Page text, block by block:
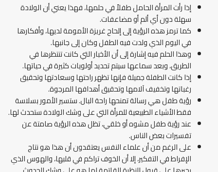
إذا رأت المرأة الحامل طفلاً في حلمها، فهذا يعني أن الولادة
سهلة دون أي ألم أو مضاعفات.
كما ترمز هذه الرؤية إلى إلحاح غريزة الأمومة لديها، وأفكارها
في اليوم الذي ولدت فيه الطفل وكان إلى جانبها.
وهذا الحلم فيه إشارة إلى أن الأخبار التي كانت تنتظرها في
الطريق، وبعد سماعها سيتم تحديد أولويات كثيرة في حياتها.
إذا كانت الطفلة جميلة فإنها تظهر راحتها وسعادتها وتحقيق
رغباتها وتخفيف آلامها وتحقيق أهدافها المرجوة.
رؤية طفل هي رسالة تمنحها راحة البال. ستسير الأمور بسلاسة
فقط الأشياء الطبيعية للمرأة التي على وشك الولادة ستحدث لها.
عند رؤية طفل مشوه أو خلقي، تظل هذه الرؤية صامتة عن
تفسيرات بعض الناس.
على الرغم من أن علماء النفس يعتقدون أن هذا هو نتاج
الإفراط في التفكير، إلا أن الخوف تراكم في قلبها، والهوس الذي